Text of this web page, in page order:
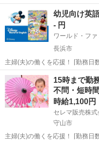
す。 リストに基づいて製品・サ
絡をとって、新しい機器へ切換
してガス、電気、ネットサービス
草津市 営業
幼児向け英
- 円
ワールド・フ
長浜市
主婦(夫)の働くを応援！ [勤務日数]： 週4日~
10:00~17:00/10:00~16:00/10:00~15:00/
駅]： 滋賀県長浜市 ※勤務エリ
滋賀 長浜市 営業
15時まで勤
不問・短時間
時給1,100円
セレマ販売株式
守山市
主婦(夫)の働くを応援！ [勤務日数]： 週2日~